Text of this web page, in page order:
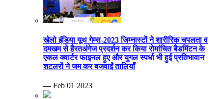
खेलो इंडिया यूथ गेम्स-2023 जिम्नास्टों ने शारीरिक चपलता व
दमखम से हैरतअंगेज प्रदर्शन कर किया रोमांचित बैडमिंटन के
एकल क्वार्टर फाइनल हुए और युगल स्पर्धा भी हुई प्रतिभावान
शटलरों ने जम कर बजवाईं तालियाँ
— Feb 01 2023